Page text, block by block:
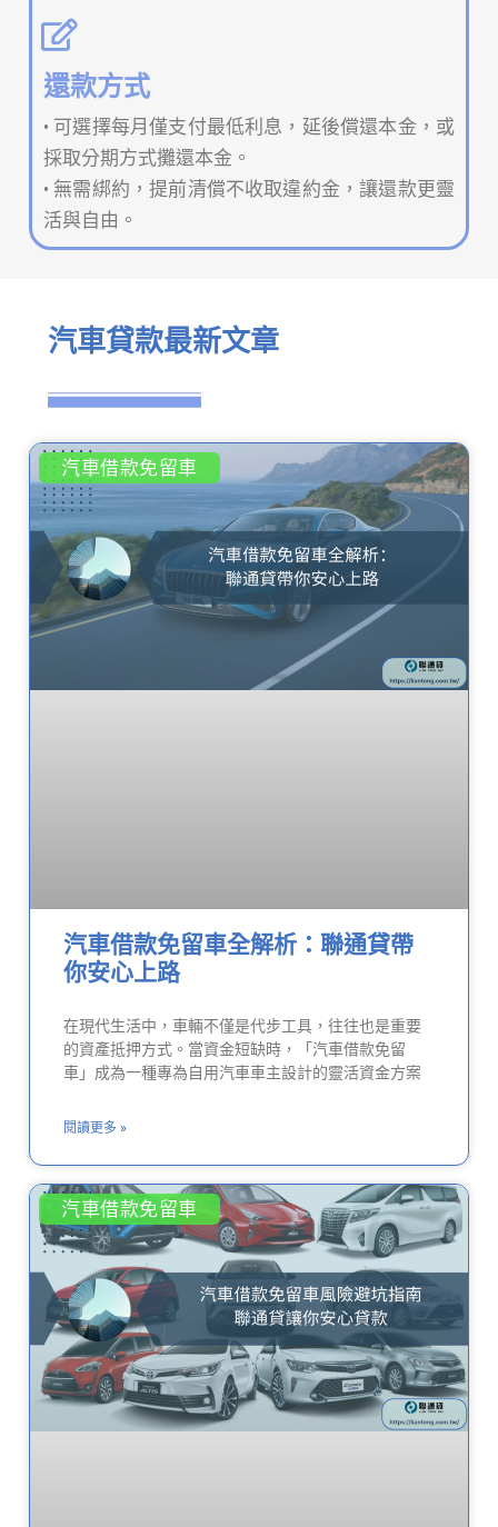
還款方式
• 可選擇每月僅支付最低利息，延後償還本金，或
採取分期方式攤還本金。
• 無需綁約，提前清償不收取違約金，讓還款更靈
活與自由。
汽車貸款最新文章
汽車借款免留車
汽車借款免留車全解析：聯通貸帶
你安心上路
在現代生活中，車輛不僅是代步工具，往往也是重要
的資產抵押方式。當資金短缺時，「汽車借款免留
車」成為一種專為自用汽車車主設計的靈活資金方案
閱讀更多 »
汽車借款免留車